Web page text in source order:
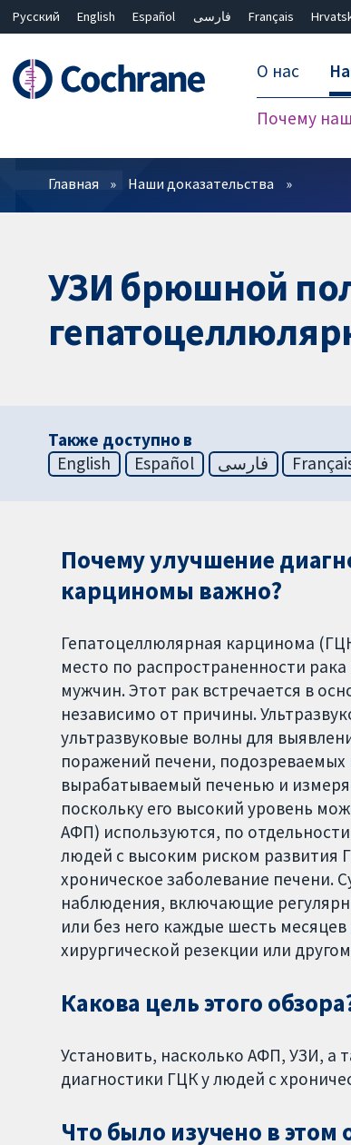
Русский English Español فارسی Français
О нас
Почему
Фильтры
Главная Наши доказательства
УЗИ брюшной
Также доступно в
English
Español فارسی
Почему улучшение
карциномы важно?
Гепатоцеллюлярная карцинома
место по распространенности
мужчин. Этот рак встречается в
независимо от причины.
ультразвуковые волны для
поражений печени,
вырабатываемый печенью и
поскольку его высокий уровень
АФП) используются, по
людей с высоким риском
хроническое заболевание
наблюдения, включающие
или без него каждые шесть
хирургической резекции или
Какова цель этого
Установить, насколько АФП, УЗИ, а
диагностики ГЦК у людей с
Что было изучено в этом